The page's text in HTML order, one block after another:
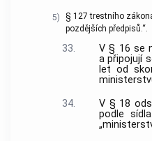
5)
§ 127 trestního
pozdějších předpisů.“.
33.
V § 16 se
a připojují
let od
34.
V § 18
podle